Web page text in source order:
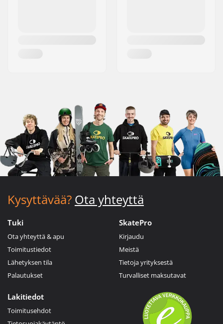
Kysyttävää? Ota yhteyttä
Tuki
Ota yhteyttä & apu
Toimitustiedot
Lähetyksen tila
Palautukset
SkatePro
Kirjaudu
Meistä
Tietoja yrityksestä
Turvalliset maksutavat
Lakitiedot
Toimitusehdot